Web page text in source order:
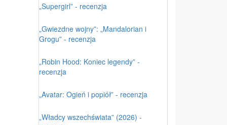
„Supergirl” - recenzja
„Gwiezdne wojny”: „Mandalorian i
Grogu” - recenzja
„Robin Hood: Koniec legendy” -
recenzja
„Avatar: Ogień i popiół” - recenzja
„Władcy wszechświata” (2026) -